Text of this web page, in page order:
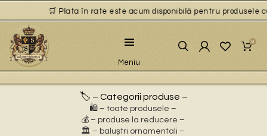
🛒 Plata în rate este acum disponibilă pentru produsele
Meniu
0
🏷️ – Categorii produse –
🛍️ – toate produsele –
💰 – produse la reducere –
🏛 – baluștri ornamentali –